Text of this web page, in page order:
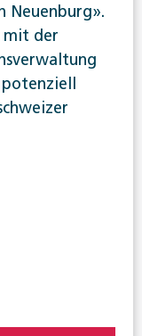
Neuenburg».
mit der